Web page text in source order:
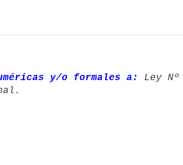
y/o formales a:
Ley